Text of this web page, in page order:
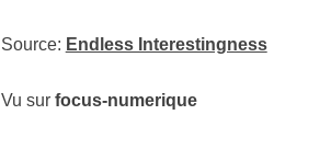
Source: Endless Interestingness
Vu sur focus-numerique